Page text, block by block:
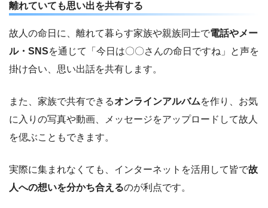
離れていても思い出を共有する
故人の命日に、離れて暮らす家族や親族同士で電話やメー
ル・SNSを通じて「今日は〇〇さんの命日ですね」と声を
掛け合い、思い出話を共有します。
また、家族で共有できるオンラインアルバムを作り、お気
に入りの写真や動画、メッセージをアップロードして故人
を偲ぶこともできます。
実際に集まれなくても、インターネットを活用して皆で故
人への想いを分かち合えるのが利点です。